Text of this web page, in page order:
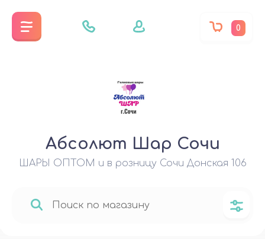
Абсолют Шар Сочи
ШАРЫ ОПТОМ и в розницу Сочи Донская 106
0